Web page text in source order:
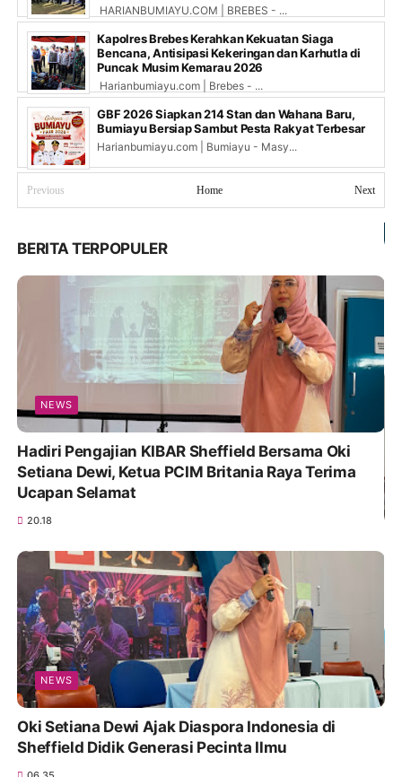
HARIANBUMIAYU.COM | BREBES - ...
Kapolres Brebes Kerahkan Kekuatan Siaga
Bencana, Antisipasi Kekeringan dan Karhutla di
Puncak Musim Kemarau 2026
Harianbumiayu.com | Brebes - ...
GBF 2026 Siapkan 214 Stan dan Wahana Baru,
Bumiayu Bersiap Sambut Pesta Rakyat Terbesar
Harianbumiayu.com | Bumiayu - Masy...
Previous Next
Home
BERITA TERPOPULER
NEWS
Hadiri Pengajian KIBAR Sheffield Bersama Oki
Setiana Dewi, Ketua PCIM Britania Raya Terima
Ucapan Selamat
20.18
NEWS
Oki Setiana Dewi Ajak Diaspora Indonesia di
Sheffield Didik Generasi Pecinta Ilmu